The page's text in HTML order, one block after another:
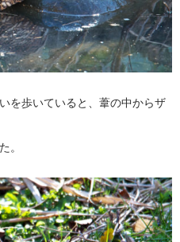
を歩いていると、葦の中からザ
。